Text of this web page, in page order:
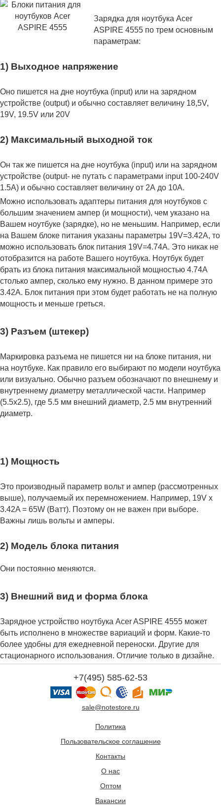
Зарядка для ноутбука Acer
ASPIRE 4555 по трем основным
параметрам:
1) Выходное напряжение
Оно пишется на дне ноутбука (input) или на зарядном
устройстве (output) и обычно составляет величину 18,5V,
19V, 19.5V или 20V
2) Максимальный выходной ток
Он так же пишется на дне ноутбука (input) или на зарядном
устройстве (output- не путать с параметрами input 100-240V
1.5A) и обычно составляет величину от 2А до 10A.
Можно использовать адаптеры питания для ноутбуков с
большим значением ампер (и мощности), чем указано на
Вашем ноутбуке (зарядке), но не меньшим. Например, если
на Вашем блоке питания указаны параметры 19V=3.42A, то
можно использовать блок питания 19V=4.74A. Это никак не
отобразится на работе Вашего ноутбука. Ноутбук будет
брать из блока питания максимальной мощностью 4.74А
столько ампер, сколько ему нужно. В данном примере это
3.42А. Блок питания при этом будет работать не на полную
мощность и меньше греться.
3) Разъем (штекер)
Маркировка разъема не пишется ни на блоке питания, ни
на ноутбуке. Как правило его выбирают по модели ноутбука
или визуально. Обычно разъем обозначают по внешнему и
внутреннему диаметру металлической части. Например
(5.5x2.5), где 5.5 мм внешний диаметр, 2.5 мм внутренний
диаметр.
1) Мощность
Это производный параметр вольт и ампер (рассмотренных
выше), получаемый их перемножением. Например, 19V x
3.42A = 65W (Ватт). Поэтому он не важен при выборе.
Важны лишь вольты и амперы.
2) Модель блока питания
Они постоянно меняются.
3) Внешний вид и форма блока
Зарядное устройство ноутбука Acer ASPIRE 4555 может
быть исполнено в множестве вариаций и форм. Какие-то
более удобны для ежедневной переноски. Другие для
стационарного использования. Отличие только в дизайне.
+7(495) 585-62-53
sale@notestore.ru
Политика
Пользовательское соглашение
Контакты
О нас
Оптом
Вакансии